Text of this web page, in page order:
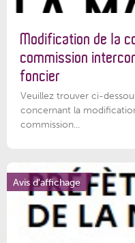
Modification de la
commission
foncier
Veuillez trouver ci-
concernant la
commission...
Avis d'affichage